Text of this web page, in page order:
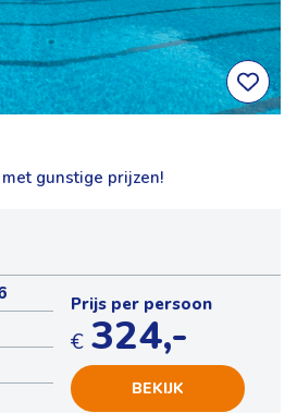
gunstige prijzen!
Prijs per persoon
€ 324,-
BEKIJK